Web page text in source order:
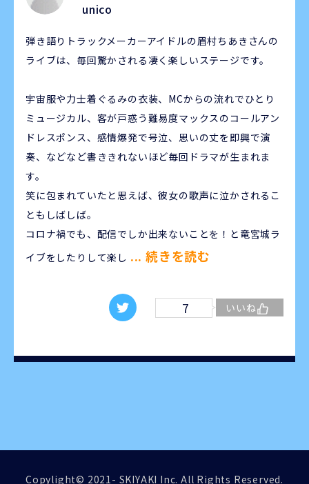
unico
弾き語りトラックメーカーアイドルの眉村ちあきさんの
ライブは、毎回驚かされる凄く楽しいステージです。
宇宙服や力士着ぐるみの衣装、MCからの流れでひとり
ミュージカル、客が戸惑う難易度マックスのコールアン
ドレスポンス、感情爆発で号泣、思いの丈を即興で演
奏、などなど書ききれないほど毎回ドラマが生まれま
す。
笑に包まれていたと思えば、彼女の歌声に泣かされるこ
ともしばしば。
コロナ禍でも、配信でしか出来ないことを！と竜宮城ラ
イブをしたりして楽し ... 続きを読む
7 いいね
Copylight© 2021- SKIYAKI Inc. All Rights Reserved.